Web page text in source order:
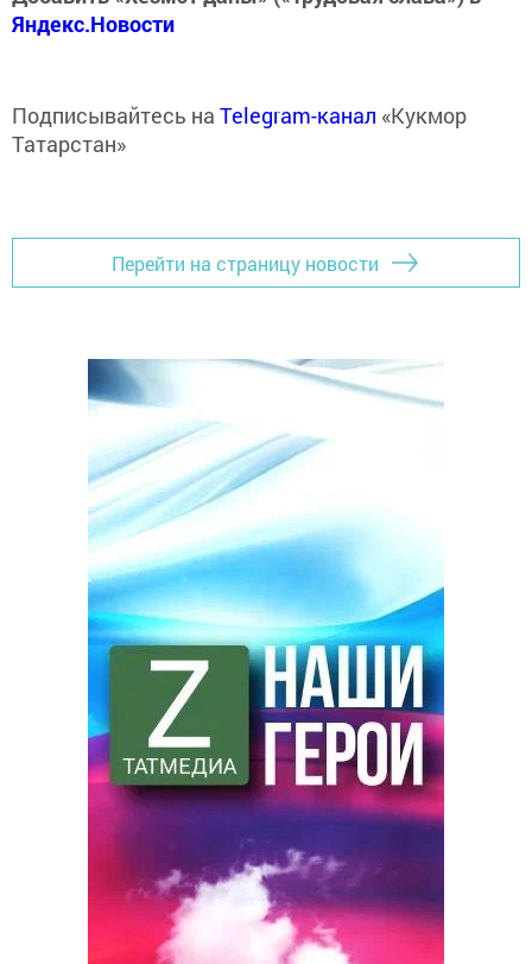
Яндекс.Новости
Подписывайтесь на Telegram-канал «Кукмор
Татарстан»
Перейти на страницу новости